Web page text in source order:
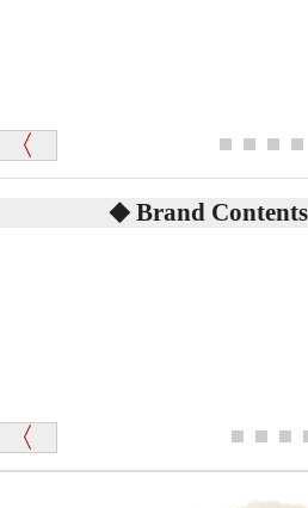
体をねかせたりおこしたりする
記載しておりますので、ぜひ探
ディベアがいます。
「スクエーカー内蔵」と記載し
探してみてください。
「商品説明が細やかで丁寧
栃木県 K・T 様
「前に買ったことがあった
Brand Contents